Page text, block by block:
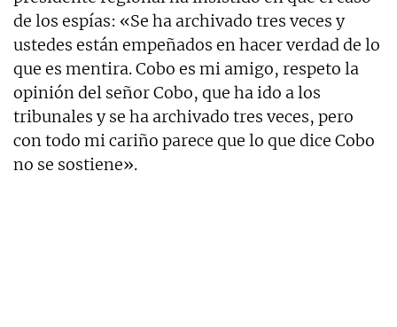
de los espías: «Se ha archivado tres veces y
ustedes están empeñados en hacer verdad de lo
que es mentira. Cobo es mi amigo, respeto la
opinión del señor Cobo, que ha ido a los
tribunales y se ha archivado tres veces, pero
con todo mi cariño parece que lo que dice Cobo
no se sostiene».